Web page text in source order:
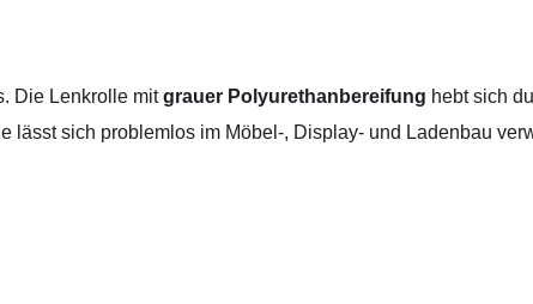
Die Lenkrolle mitgrauer Polyurethanbereifung hebt sich
lässt sich problemlos im Möbel-, Display- und Ladenbau